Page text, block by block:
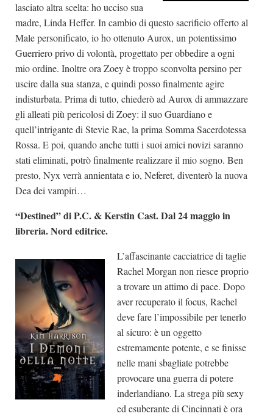
lasciato altra scelta: ho ucciso sua
madre, Linda Heffer. In cambio di questo sacrificio offerto al
Male personificato, io ho ottenuto Aurox, un potentissimo
Guerriero privo di volontà, progettato per obbedire a ogni
mio ordine. Inoltre ora Zoey è troppo sconvolta persino per
uscire dalla sua stanza, e quindi posso finalmente agire
indisturbata. Prima di tutto, chiederò ad Aurox di ammazzare
gli alleati più pericolosi di Zoey: il suo Guardiano e
quell’intrigante di Stevie Rae, la prima Somma Sacerdotessa
Rossa. E poi, quando anche tutti i suoi amici novizi saranno
stati eliminati, potrò finalmente realizzare il mio sogno. Ben
presto, Nyx verrà annientata e io, Neferet, diventerò la nuova
Dea dei vampiri…
“Destined” di P.C. & Kerstin Cast. Dal 24 maggio in
libreria. Nord editrice.
L’affascinante cacciatrice di taglie
Rachel Morgan non riesce proprio
a trovare un attimo di pace. Dopo
aver recuperato il focus, Rachel
deve fare l’impossibile per tenerlo
al sicuro: è un oggetto
estremamente potente, e se finisse
nelle mani sbagliate potrebbe
provocare una guerra di potere
inderlandiano. La strega più sexy
ed esuberante di Cincinnati è ora